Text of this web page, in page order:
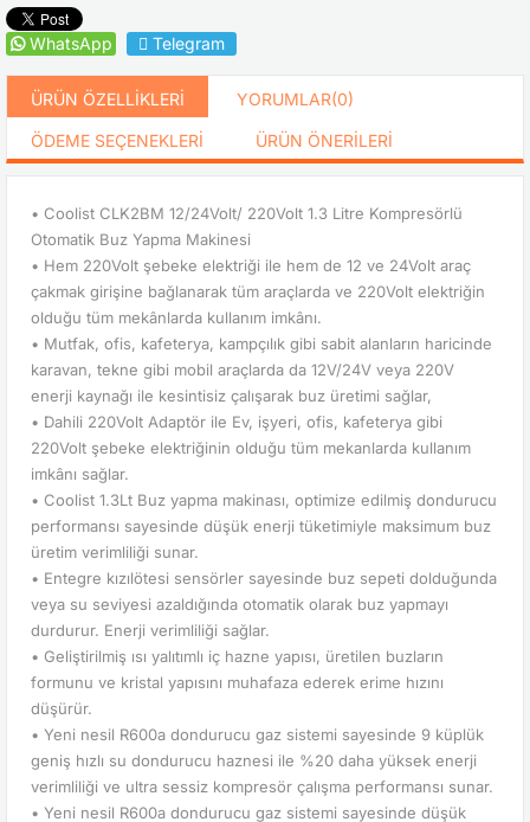
WhatsApp Telegram
ÜRÜN ÖZELLIKLERI YORUMLAR(0)
ÖDEME SEÇENEKLERI ÜRÜN ÖNERILERI
• Coolist CLK2BM 12/24Volt/ 220Volt 1.3 Litre Kompresörlü
Otomatik Buz Yapma Makinesi
• Hem 220Volt şebeke elektriği ile hem de 12 ve 24Volt araç
çakmak girişine bağlanarak tüm araçlarda ve 220Volt elektriğin
olduğu tüm mekânlarda kullanım imkânı.
• Mutfak, ofis, kafeterya, kampçılık gibi sabit alanların haricinde
karavan, tekne gibi mobil araçlarda da 12V/24V veya 220V
enerji kaynağı ile kesintisiz çalışarak buz üretimi sağlar,
• Dahili 220Volt Adaptör ile Ev, işyeri, ofis, kafeterya gibi
220Volt şebeke elektriğinin olduğu tüm mekanlarda kullanım
imkânı sağlar.
• Coolist 1.3Lt Buz yapma makinası, optimize edilmiş dondurucu
performansı sayesinde düşük enerji tüketimiyle maksimum buz
üretim verimliliği sunar.
• Entegre kızılötesi sensörler sayesinde buz sepeti dolduğunda
veya su seviyesi azaldığında otomatik olarak buz yapmayı
durdurur. Enerji verimliliği sağlar.
• Geliştirilmiş ısı yalıtımlı iç hazne yapısı, üretilen buzların
formunu ve kristal yapısını muhafaza ederek erime hızını
düşürür.
• Yeni nesil R600a dondurucu gaz sistemi sayesinde 9 küplük
geniş hızlı su dondurucu haznesi ile %20 daha yüksek enerji
verimliliği ve ultra sessiz kompresör çalışma performansı sunar.
• Yeni nesil R600a dondurucu gaz sistemi sayesinde düşük